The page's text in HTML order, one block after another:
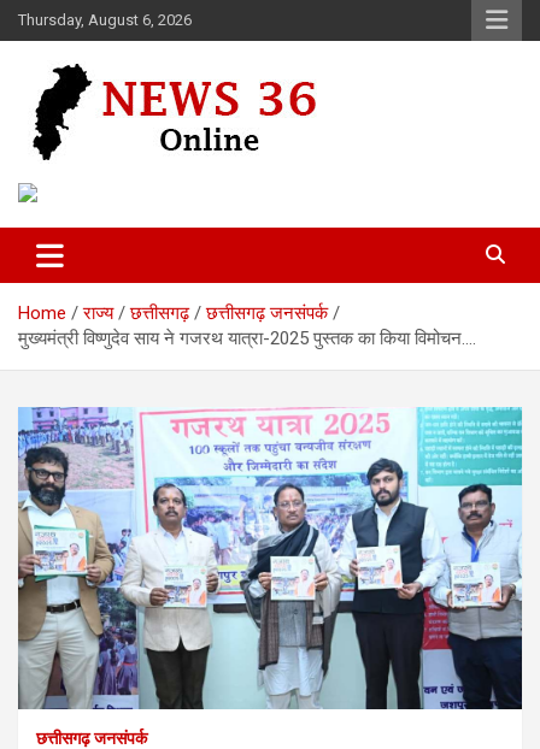
Skip
to
Thursday, August 6, 2026
News 36
Home राज्य छत्तीसगढ़
छत्तीसगढ़ जनसंपर्क
मुख्यमंत्री विष्णुदेव साय ने गजरथ यात्रा-2025 पुस्तक का किया विमोचन….
छत्तीसगढ़ जनसंपर्क